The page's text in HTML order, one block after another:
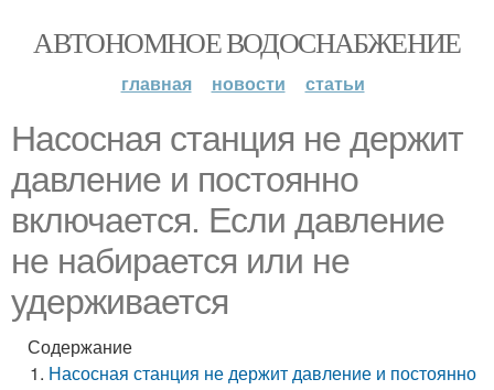
АВТОНОМНОЕ ВОДОСНАБЖЕНИЕ
главная новости статьи
Насосная станция не держит
давление и постоянно
включается. Если давление
не набирается или не
удерживается
Содержание
Насосная станция не держит давление и постоянно